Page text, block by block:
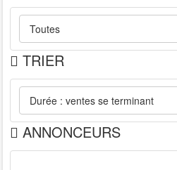
TRIER
ANNONCEURS